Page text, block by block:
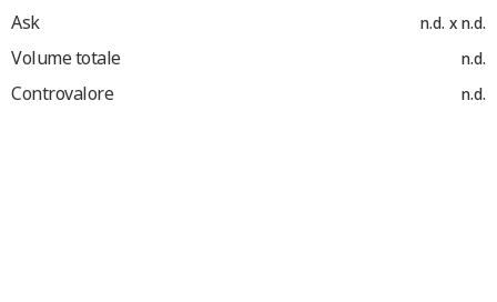
Ask n.d. x n.d.
Volume totale n.d.
Controvalore n.d.